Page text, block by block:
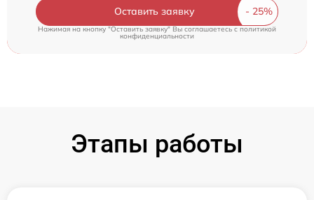
Оставить заявку
Нажимая на кнопку "Оставить заявку" Вы соглашаетесь c политикой
конфиденциальности
Этапы работы